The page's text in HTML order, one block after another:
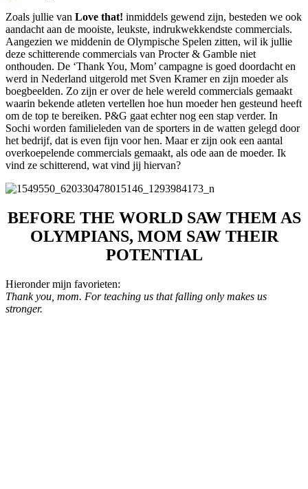
Zoals jullie van Love that! inmiddels gewend zijn, besteden we ook
aandacht aan de mooiste, leukste, indrukwekkendste commercials.
Aangezien we middenin de Olympische Spelen zitten, wil ik jullie
deze schitterende commercials van Procter & Gamble niet
onthouden. De ‘Thank You, Mom’ campagne is goed doordacht en
werd in Nederland uitgerold met Sven Kramer en zijn moeder als
boegbeelden. Zo zijn er over de hele wereld commercials gemaakt
waarin bekende atleten vertellen hoe hun moeder hen gesteund heeft
om de top te bereiken. P&G gaat echter nog een stap verder. In
Sochi worden familieleden van de sporters in de watten gelegd door
het bedrijf, dat is even fijn voor hen. Maar er zijn ook een aantal
overkoepelende commercials gemaakt, als ode aan de moeder. Ik
vind ze schitterend, wat vind jij hiervan?
BEFORE THE WORLD SAW THEM AS
OLYMPIANS, MOM SAW THEIR
POTENTIAL
Hieronder mijn favorieten:
Thank you, mom. For teaching us that falling only makes us
stronger.